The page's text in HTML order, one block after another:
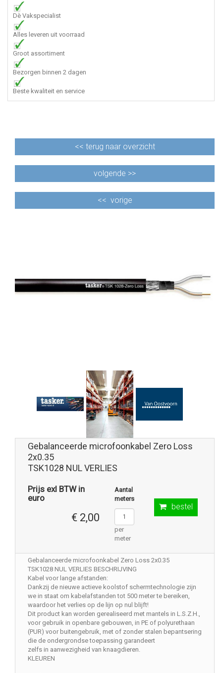
Dè Vakspecialist
Alles leveren uit voorraad
Groot assortiment
Bezorgen binnen 2 dagen
Beste kwaliteit en service
<< terug naar overzicht
volgende >>
<< vorige
Gebalanceerde microfoonkabel Zero Loss
2x0.35
TSK1028 NUL VERLIES
Prijs exl BTW in
euro
€ 2,00
Aantal
meters
per
meter
bestel
Gebalanceerde microfoonkabel Zero Loss 2x0.35
TSK1028 NUL VERLIES BESCHRIJVING
Kabel voor lange afstanden:
Dankzij de nieuwe actieve koolstof schermtechnologie zijn
we in staat om kabelafstanden tot 500 meter te bereiken,
waardoor het verlies op de lijn op nul blijft!
Dit product kan worden gerealiseerd met mantels in L.S.Z.H.,
voor gebruik in openbare gebouwen, in PE of polyurethaan
(PUR) voor buitengebruik, met of zonder stalen bepantsering
die de ondergrondse toepassing garandeert
zelfs in aanwezigheid van knaagdieren.
KLEUREN